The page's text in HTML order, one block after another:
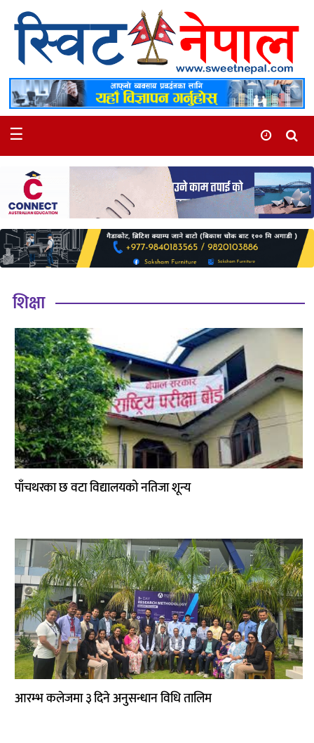
समाचार
स्थानीय
मनोरञ्जन
खेलकुद
अन्तर्वार्ता
समाज
रोचक
साहित्य
प्रदेश
English
☰
शिक्षा
पाँचथरका छ वटा विद्यालयको नतिजा शून्य
आरम्भ कलेजमा ३ दिने अनुसन्धान विधि तालिम